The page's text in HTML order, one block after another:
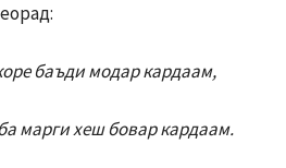
баъди модар кардаам,
марги хеш бовар кардаам.